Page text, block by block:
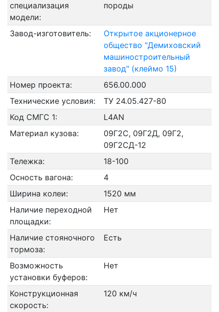
специализация
модели:
породы
Завод-изготовитель:
Открытое акционерное
общество "Демиховский
машиностроительный
завод" (клеймо 15)
Номер проекта:
656.00.000
Технические условия:
ТУ 24.05.427-80
Код СМГС 1:
L4AN
Материал кузова:
09Г2С, 09Г2Д, 09Г2,
09Г2СД-12
Тележка:
18-100
Осность вагона:
4
Ширина колеи:
1520 мм
Наличие переходной
площадки:
Нет
Наличие стояночного
тормоза:
Есть
Возможность
установки буферов:
Нет
Конструкционная
скорость:
120 км/ч